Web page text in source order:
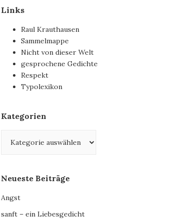
Links
Raul Krauthausen
Sammelmappe
Nicht von dieser Welt
gesprochene Gedichte
Respekt
Typolexikon
Kategorien
Neueste Beiträge
Angst
sanft – ein Liebesgedicht